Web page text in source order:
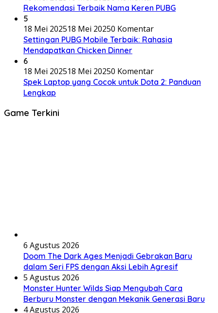
Rekomendasi Terbaik Nama Keren PUBG
5
18 Mei 202518 Mei 20250 Komentar
Settingan PUBG Mobile Terbaik: Rahasia
Mendapatkan Chicken Dinner
6
18 Mei 202518 Mei 20250 Komentar
Spek Laptop yang Cocok untuk Dota 2: Panduan
Lengkap
Game Terkini
6 Agustus 2026
Doom The Dark Ages Menjadi Gebrakan Baru
dalam Seri FPS dengan Aksi Lebih Agresif
5 Agustus 2026
Monster Hunter Wilds Siap Mengubah Cara
Berburu Monster dengan Mekanik Generasi Baru
4 Agustus 2026